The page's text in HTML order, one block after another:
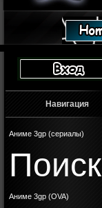
Навигация
Аниме 3gp (сериалы)
Поиск
Аниме 3gp (OVA)